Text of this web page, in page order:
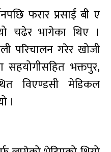
फरार प्रसाईं बी ए
चढेर भागेका थिए ।
परिचालन गरेर खोजी
भक्तपुर,
विएण्डसी मेडिकल
।